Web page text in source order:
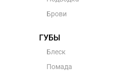
Брови
ГУБЫ
Блеск
Помада